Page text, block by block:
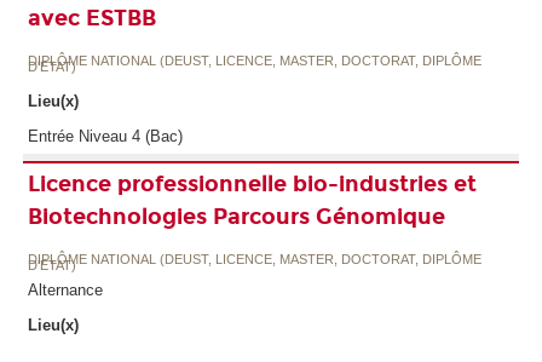
avec ESTBB
DIPLÔME NATIONAL (DEUST, LICENCE, MASTER, DOCTORAT, DIPLÔME
D'ETAT)
Lieu(x)
Entrée Niveau 4 (Bac)
Licence professionnelle bio-industries et
Biotechnologies Parcours Génomique
DIPLÔME NATIONAL (DEUST, LICENCE, MASTER, DOCTORAT, DIPLÔME
D'ETAT)
Alternance
Lieu(x)